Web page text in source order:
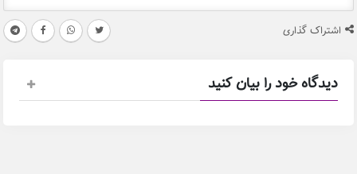
اشتراک گذاری
دیدگاه خود را بیان کنید